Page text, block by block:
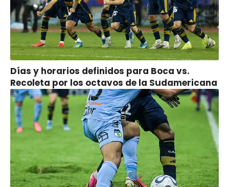
Días y horarios definidos para Boca vs.
Recoleta por los octavos de la Sudamericana